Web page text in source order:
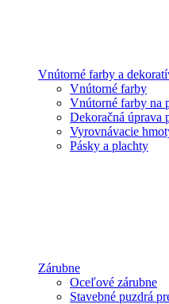
Vnútorné farby a
Vnútorné farby
Vnútorné farby na
Dekoračná úprava
Vyrovnávacie
Pásky a plachty
Zárubne
Oceľové zárubne
Stavebné puzdrá